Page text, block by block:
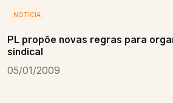
NOTÍCIA
PL propõe novas regras para
sindical
05/01/2009